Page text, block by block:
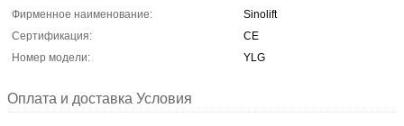
Фирменное наименование:
Sinolift
Сертификация:
CE
Номер модели:
YLG
Оплата и доставка Условия